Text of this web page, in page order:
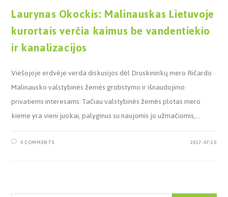
Laurynas Okockis: Malinauskas Lietuvoje
kurortais verčia kaimus be vandentiekio
ir kanalizacijos
Viešojoje erdvėje verda diskusijos dėl Druskininkų mero Ričardo
Malinausko valstybinės žemės grobstymo ir išnaudojimo
privatiems interesams. Tačiau valstybinės žemės plotas mero
kieme yra vieni juokai, palyginus su naujomis jo užmačiomis,…
0 COMMENTS 2017-07-10